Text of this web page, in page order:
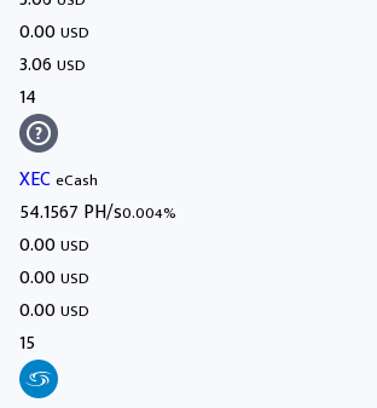
0.00USD
3.06USD
14
XEC eCash
54.1567 PH/s0.004%
0.00USD
0.00USD
0.00USD
15